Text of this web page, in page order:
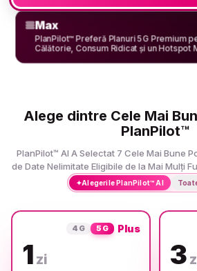
Max
PlanPilot™ Preferă Planuri 5G Premium
Călătorie, Consum Ridicat și un Hotspot
Alege dintre Cele Mai
PlanPilot™
PlanPilot™ AI A Selectat 7 Cele Mai Bune
de Date Nelimitate Eligibile de la Mai Mulți
✦Alegerile PlanPilot™ AI
4G 5G Plus
1 zi 3